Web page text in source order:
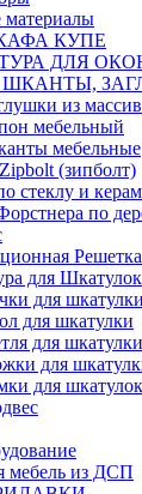
материалы
КУПЕ
ДЛЯ
из
мебельный
мебельные
(зипболт)
стеклу и
по
Решетка
для Шкатулок
для шкатулки
для шкатулки
для шкатулки
для
для шкатулок
мебель из ДСП